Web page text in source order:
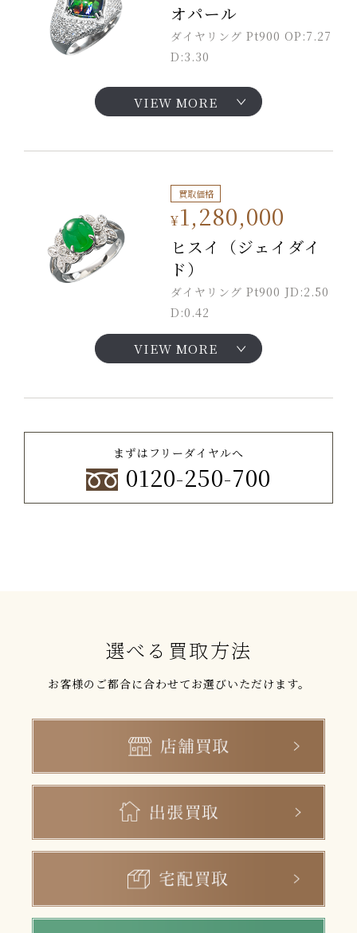
オパール
ダイヤリング Pt900 OP:7.27
D:3.30
VIEW MORE
買取価格
¥1,280,000
ヒスイ（ジェイダイ
ド）
ダイヤリング Pt900 JD:2.50
D:0.42
VIEW MORE
まずはフリーダイヤルへ
0120-250-700
選べる買取方法
お客様のご都合に合わせてお選びいただけます。